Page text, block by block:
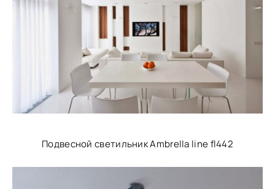
Подвесной светильник Ambrella line fl442